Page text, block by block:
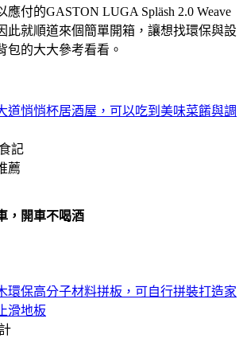
付的GASTON LUGA Spläsh 2.0 Weave
此就順道來個簡單開箱，讓想找環保與設
包的大大參考看看。
道悄悄杯居酒屋，可以吃到美味菜餚與調
記
，開車不喝酒
環保高分子材料拼板，可自行拼裝打造家
滑地板